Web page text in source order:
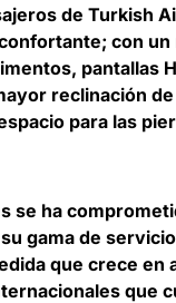
de Turkish
con un
pantallas
reclinación
para las
se ha
gama de
que crece en
que